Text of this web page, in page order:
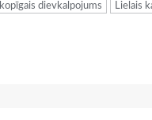
kopīgais dievkalpojums Lielais